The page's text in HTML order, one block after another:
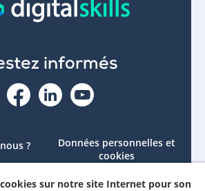
informés
?
Données personnelles et
cookies
Accessibilité : non
sur notre site Internet pour son